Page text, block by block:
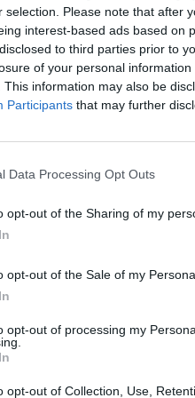
selection. Please note that after
interest-based ads based on
to third parties prior to
of your personal
This information may also be
Participants that may further
Data Processing Opt Outs
opt-out of the Sharing of my
opt-out of the Sale of my
opt-out of processing my
opt-out of Collection, Use,
növekedtek az ipar
emelkedtek az
volt, 0,4
súlyt képviselő
alapon 2,3 százalékos, a
nagy súlyt képviselő
állt. Míg márciusban
portfolio.hu